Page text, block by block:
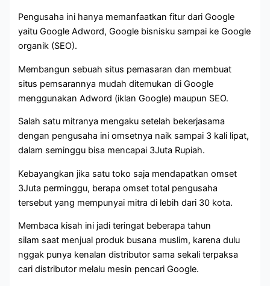
Pengusaha ini hanya memanfaatkan fitur dari Google
yaitu Google Adword, Google bisnisku sampai ke Google
organik (SEO).
Membangun sebuah situs pemasaran dan membuat
situs pemsarannya mudah ditemukan di Google
menggunakan Adword (iklan Google) maupun SEO.
Salah satu mitranya mengaku setelah bekerjasama
dengan pengusaha ini omsetnya naik sampai 3 kali lipat,
dalam seminggu bisa mencapai 3Juta Rupiah.
Kebayangkan jika satu toko saja mendapatkan omset
3Juta perminggu, berapa omset total pengusaha
tersebut yang mempunyai mitra di lebih dari 30 kota.
Membaca kisah ini jadi teringat beberapa tahun
silam saat menjual produk busana muslim, karena dulu
nggak punya kenalan distributor sama sekali terpaksa
cari distributor melalu mesin pencari Google.